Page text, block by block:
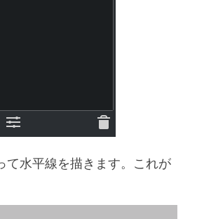
て水平線を描きます。これが